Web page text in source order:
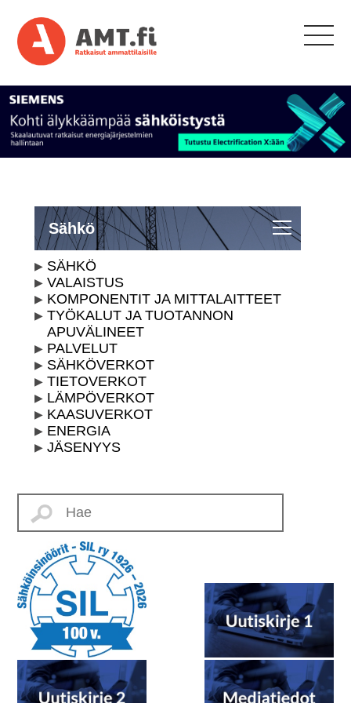
Sähkö
SÄHKÖ
VALAISTUS
KOMPONENTIT JA MITTALAITTEET
TYÖKALUT JA TUOTANNON
APUVÄLINEET
PALVELUT
SÄHKÖVERKOT
TIETOVERKOT
LÄMPÖVERKOT
KAASUVERKOT
ENERGIA
JÄSENYYS